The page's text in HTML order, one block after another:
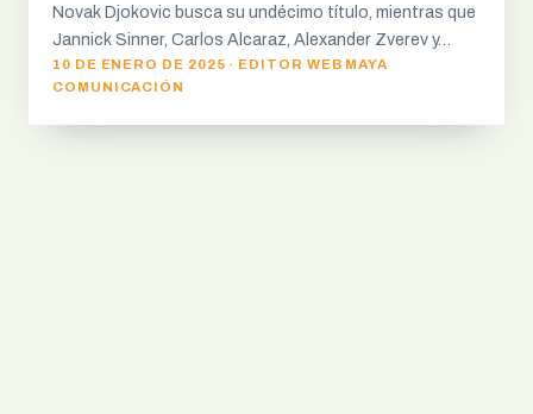
Novak Djokovic busca su undécimo título, mientras que
Jannick Sinner, Carlos Alcaraz, Alexander Zverev y…
10 DE ENERO DE 2025 · EDITOR WEB MAYA
COMUNICACIÓN